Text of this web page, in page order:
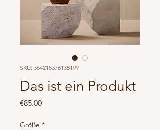
SKU: 364215376135199
Das ist ein Produkt
€85.00Price
Größe *